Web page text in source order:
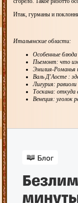
Итак, гурманы и
Итальянские области:
Особенные
Пьемонт: что
Эмилия-Романья
Валь Д'Аосте :
Лигурия:
Тоскана: откуда
Венеция: уголок